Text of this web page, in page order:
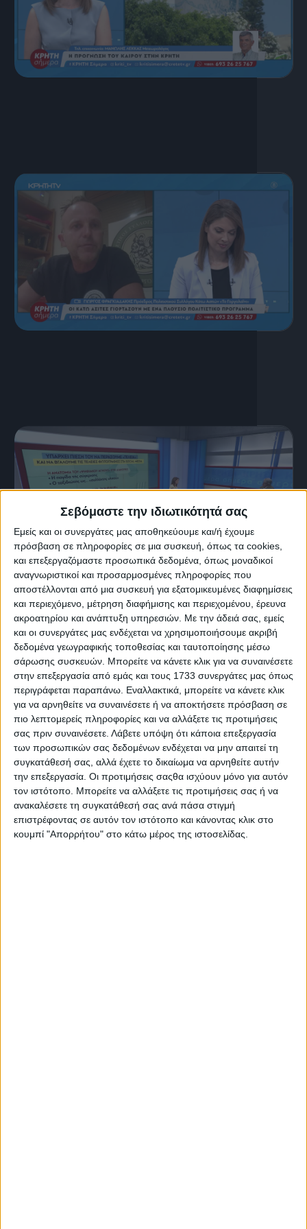
Σεβόμαστε την ιδιωτικότητά σας
Εμείς και οι συνεργάτες μας αποθηκεύουμε και/ή έχουμε
πρόσβαση σε πληροφορίες σε μια συσκευή, όπως τα cookies,
και επεξεργαζόμαστε προσωπικά δεδομένα, όπως μοναδικοί
αναγνωριστικοί και προσαρμοσμένες πληροφορίες που
αποστέλλονται από μια συσκευή για εξατομικευμένες διαφημίσεις
και περιεχόμενο, μέτρηση διαφήμισης και περιεχομένου, έρευνα
ακροατηρίου και ανάπτυξη υπηρεσιών. Με την άδειά σας, εμείς
και οι συνεργάτες μας ενδέχεται να χρησιμοποιήσουμε ακριβή
δεδομένα γεωγραφικής τοποθεσίας και ταυτοποίησης μέσω
σάρωσης συσκευών. Μπορείτε να κάνετε κλικ για να συναινέσετε
στην επεξεργασία από εμάς και τους 1733 συνεργάτες μας όπως
περιγράφεται παραπάνω. Εναλλακτικά, μπορείτε να κάνετε κλικ
για να αρνηθείτε να συναινέσετε ή να αποκτήσετε πρόσβαση σε
πιο λεπτομερείς πληροφορίες και να αλλάξετε τις προτιμήσεις
σας πριν συναινέσετε. Λάβετε υπόψη ότι κάποια επεξεργασία
των προσωπικών σας δεδομένων ενδέχεται να μην απαιτεί τη
συγκατάθεσή σας, αλλά έχετε το δικαίωμα να αρνηθείτε αυτήν
την επεξεργασία. Οι προτιμήσεις σαςθα ισχύουν μόνο για αυτόν
τον ιστότοπο. Μπορείτε να αλλάξετε τις προτιμήσεις σας ή να
ανακαλέσετε τη συγκατάθεσή σας ανά πάσα στιγμή
επιστρέφοντας σε αυτόν τον ιστότοπο και κάνοντας κλικ στο
κουμπί "Απορρήτου" στο κάτω μέρος της ιστοσελίδας.
15 Ιουλίου, 2026
ΚΡΗΤΗ ΣΗΜΕΡΑ 15.07.2026